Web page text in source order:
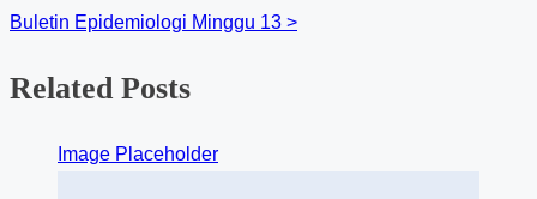
Buletin Epidemiologi Minggu 13 >
Related Posts
Image Placeholder